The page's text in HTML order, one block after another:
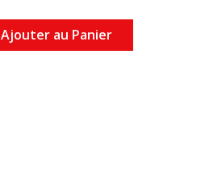
Ajouter au Panier